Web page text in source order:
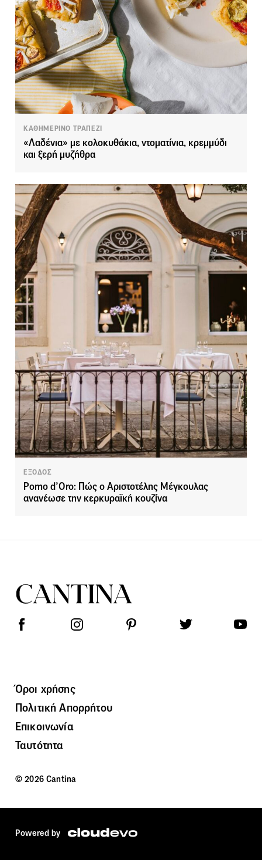
ΚΑΘΗΜΕΡΙΝΟ ΤΡΑΠΕΖΙ
«Λαδένια» με κολοκυθάκια, ντοματίνια, κρεμμύδι
και ξερή μυζήθρα
ΕΞΟΔΟΣ
Pomo d’Oro: Πώς ο Αριστοτέλης Μέγκουλας
ανανέωσε την κερκυραϊκή κουζίνα
Όροι χρήσης
Πολιτική Απορρήτου
Επικοινωνία
Ταυτότητα
© 2026 Cantina
Powered by